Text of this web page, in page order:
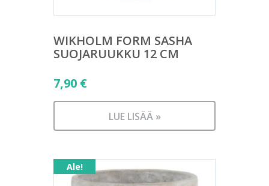
WIKHOLM FORM SASHA
SUOJARUUKKU 12 CM
7,90 €
LUE LISÄÄ »
Ale!